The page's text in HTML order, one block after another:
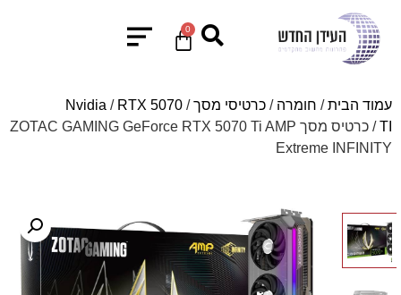
0
עמוד הבית/ חומרה / כרטיסי מסך/
Nvidia / RTX 5070
TI
/ כרטיס מסך ZOTAC GAMING GeForce RTX 5070 Ti AMP
Extreme INFINITY